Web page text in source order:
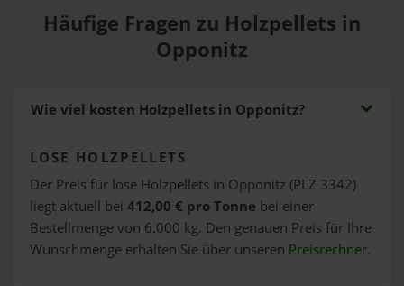
Häufige Fragen zu Holzpellets in
Opponitz
Wie viel kosten Holzpellets in Opponitz?
LOSE HOLZPELLETS
Der Preis für lose Holzpellets in Opponitz (PLZ 3342)
liegt aktuell bei 412,00 € pro Tonne bei einer
Bestellmenge von 6.000 kg. Den genauen Preis für Ihre
Wunschmenge erhalten Sie über unseren Preisrechner.